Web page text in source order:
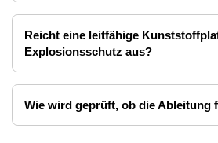
Reicht eine leitfähige
Explosionsschutz aus?
Wie wird geprüft, ob die Ableitung